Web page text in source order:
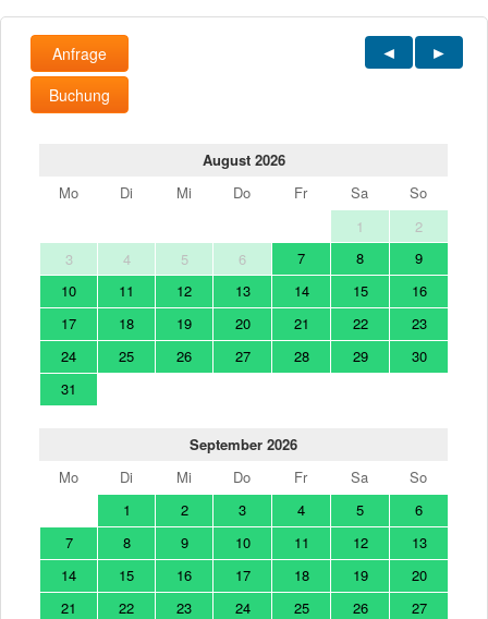
Anfrage
Buchung
August 2026
Mo
Di Mi Do Fr Sa
So
1
2
3
4 5 6 7 8
9
10
11 12 13 14 15
16
17
18 19 20 21 22
23
24
25 26 27 28 29
30
31
September 2026
Mo
Di Mi Do Fr Sa
So
1
2 3 4 5
6
7
8 9 10 11 12
13
14
15 16 17 18 19
20
21
22 23 24 25 26
27